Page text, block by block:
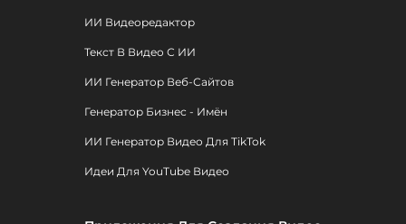
ИИ Видеоредактор
Текст В Видео С ИИ
ИИ Генератор Веб-Сайтов
Генератор Бизнес - Имён
ИИ Генератор Видео Для TikTok
Идеи Для YouTube Видео